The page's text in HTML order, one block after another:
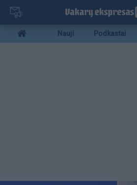
Pereiti
pagrindinį
turinį
Mobile
menu
Nauji Podkastai